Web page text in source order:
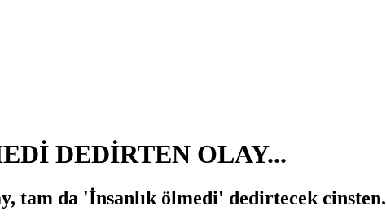
DEDİRTEN OLAY...
tam da 'İnsanlık ölmedi' dedirtecek cinsten.